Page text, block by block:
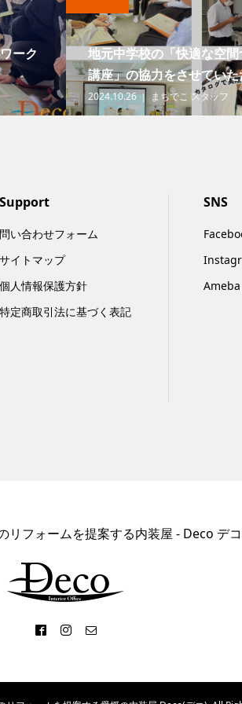
ーク
地元中学校の「快適な空
講座」の協力をさせてい
2024.10.26 まちでこ スタッフ
Support
問い合わせフォーム
サイトマップ
個人情報保護方針
特定商取引法に基づく表記
SNS
Ameba
リフォームを提案する内装屋 - Deco デ